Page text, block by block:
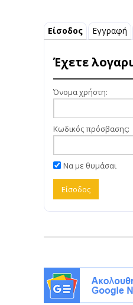
Είσοδος Εγγραφή
Έχετε
Όνομα χρήστη:
Κωδικός πρόσβασης:
Να με θυμάσαι